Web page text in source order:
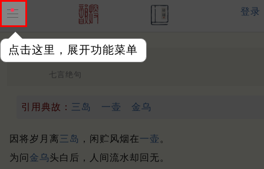
点击这里，展开功能菜单
登录
送张道士 唐 ·高蟾
七言绝句
引用典故： 三岛 一壶 金乌
因将岁月离三岛 ，闲贮风烟在一壶 。
为问 金乌头白后，人间流水却回无。